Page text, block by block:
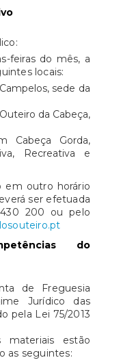
feiras do mês, a
locais:
sede da
da Cabeça,
Cabeça Gorda,
Recreativa e
em outro horário
ser efetuada
200 ou pelo
do
de Freguesia
Jurídico das
pela Lei 75/2013
materiais estão
as seguintes: